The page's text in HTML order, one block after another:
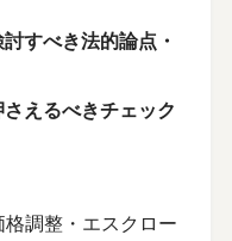
すべき法的論点・
えるべきチェック
調整・エスクロー